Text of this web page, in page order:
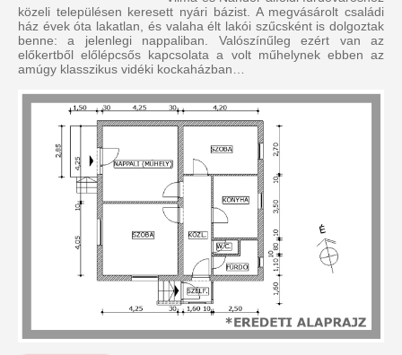
közeli településen keresett nyári bázist. A megvásárolt családi
ház évek óta lakatlan, és valaha élt lakói szűcsként is dolgoztak
benne: a jelenlegi nappaliban. Valószínűleg ezért van az
előkertből előlépcsős kapcsolata a volt műhelynek ebben az
amúgy klasszikus vidéki kockaházban…